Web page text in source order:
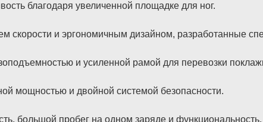
благодаря увеличенной площадке для ног.
скорости и эргономичным дизайном, разработанные
и усиленной рамой для перевозки
мощностью и двойной системой безопасности.
большой пробег на одном заряде и функциональность.